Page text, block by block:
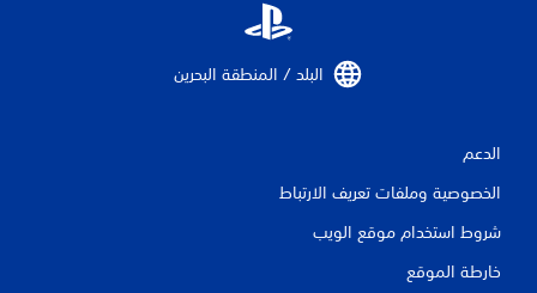
البلد / المنطقة البحرين‏
الدعم
الخصوصية وملفات تعريف الارتباط
شروط استخدام موقع الويب
خارطة الموقع